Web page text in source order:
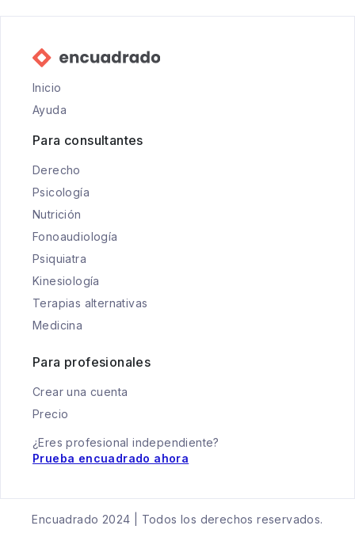
Inicio
Ayuda
Para consultantes
Derecho
Psicología
Nutrición
Fonoaudiología
Psiquiatra
Kinesiología
Terapias alternativas
Medicina
Para profesionales
Crear una cuenta
Precio
¿Eres profesional independiente?
Prueba encuadrado ahora
Encuadrado 2024 | Todos los derechos reservados.